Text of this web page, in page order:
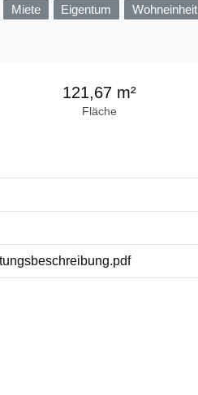
Miete Eigentum
Wohneinheit
121,67 m²
Fläche